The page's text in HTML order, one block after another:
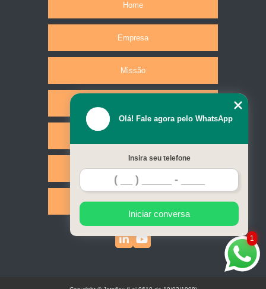
Home
Empresa
Missão
Contato
Mapa do site
1
Olá! Fale agora pelo WhatsApp
Insira seu telefone
Iniciar conversa